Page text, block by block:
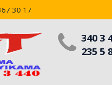
30 17
340 3
235 5